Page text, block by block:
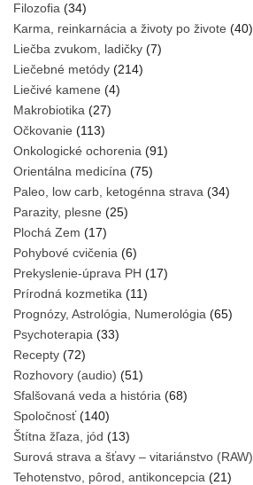
Filozofia (34)
Karma, reinkarnácia a životy po živote (40)
Liečba zvukom, ladičky (7)
Liečebné metódy (214)
Liečivé kamene (4)
Makrobiotika (27)
Očkovanie (113)
Onkologické ochorenia (91)
Orientálna medicína (75)
Paleo, low carb, ketogénna strava (34)
Parazity, plesne (25)
Plochá Zem (17)
Pohybové cvičenia (6)
Prekyslenie-úprava PH (17)
Prírodná kozmetika (11)
Prognózy, Astrológia, Numerológia (65)
Psychoterapia (33)
Recepty (72)
Rozhovory (audio) (51)
Sfalšovaná veda a história (68)
Spoločnosť(140)
Štítna žľaza, jód (13)
Surová strava a šťavy – vitariánstvo (RAW)
Tehotenstvo, pôrod, antikoncepcia (21)